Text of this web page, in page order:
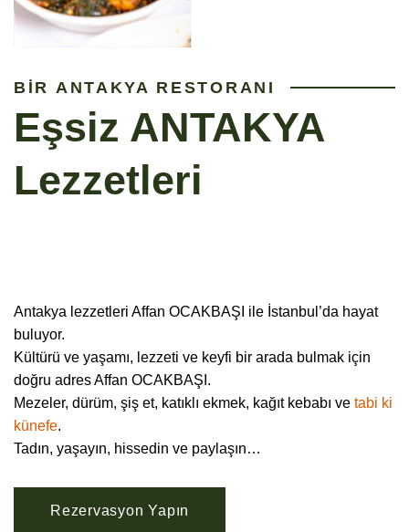
BİR ANTAKYA RESTORANI
Eşsiz ANTAKYA
Lezzetleri
Antakya lezzetleri Affan OCAKBAŞI ile İstanbul’da hayat
buluyor.
Kültürü ve yaşamı, lezzeti ve keyfi bir arada bulmak için
doğru adres Affan OCAKBAŞI.
Mezeler, dürüm, şiş et, katıklı ekmek, kağıt kebabı ve tabi ki
künefe.
Tadın, yaşayın, hissedin ve paylaşın…
Rezervasyon Yapın